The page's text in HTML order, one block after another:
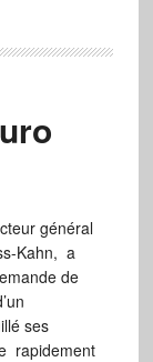
général
Kahn, a
de
ses
rapidement